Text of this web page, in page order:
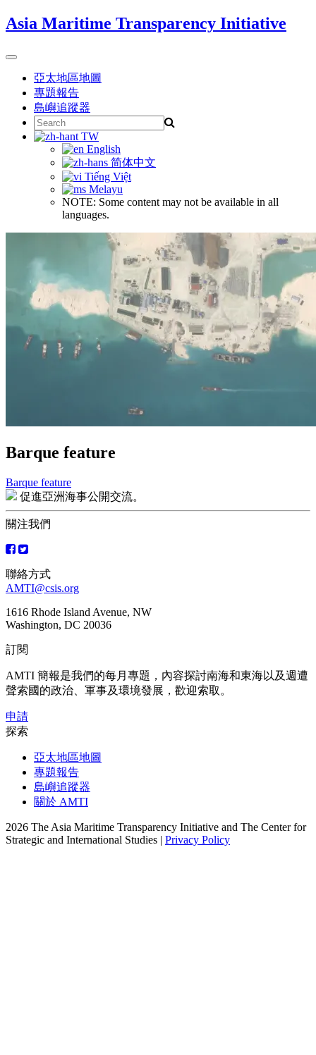
Skip
to
Asia Maritime Transparency Initiative
Toggle
navigation亞太地區地圖
專題報告
島嶼追蹤器
Search
for:
TW
English
简体中文
Tiếng Việt
Melayu
NOTE: Some content may not be available in all
languages.
Barque feature
文
章
導
覽
Barque feature
促進亞洲海事公開交流。
關注我們
聯絡方式
AMTI@csis.org
1616 Rhode Island Avenue, NW
Washington, DC 20036
訂閱
AMTI 簡報是我們的每月專題，內容探討南海和東海以及週遭
聲索國的政治、軍事及環境發展，歡迎索取。
申請
探索
亞太地區地圖
專題報告
島嶼追蹤器
關於 AMTI
2026 The Asia Maritime Transparency Initiative and The Center for
Strategic and International Studies | Privacy Policy